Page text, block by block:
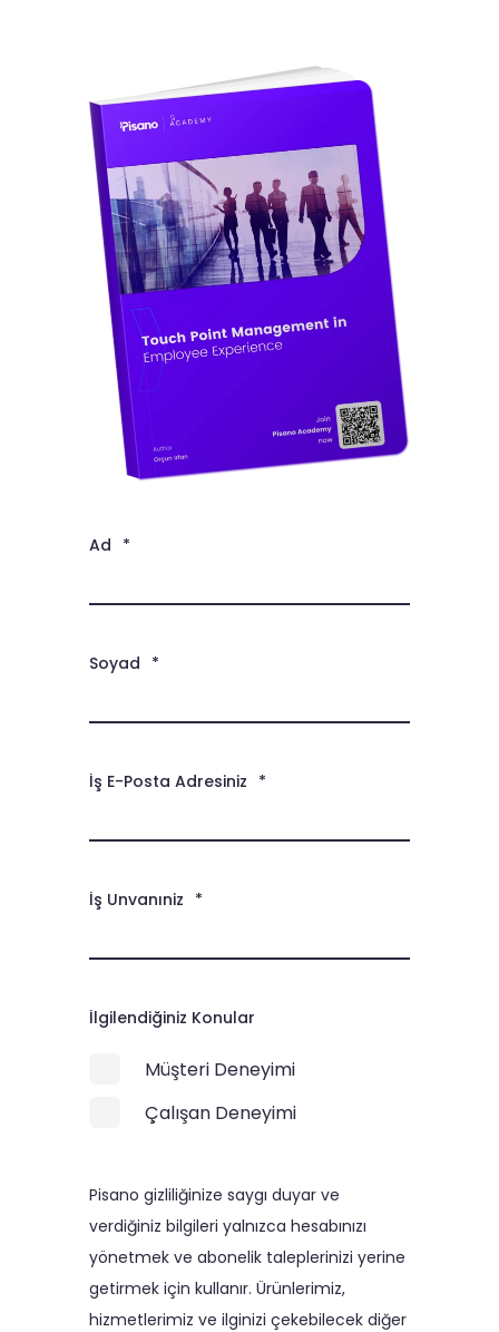
Ad *
Soyad *
İş E-Posta Adresiniz *
İş Unvanıniz *
İlgilendiğiniz Konular
Müşteri Deneyimi
Çalışan Deneyimi
Pisano gizliliğinize saygı duyar ve
verdiğiniz bilgileri yalnızca hesabınızı
yönetmek ve abonelik taleplerinizi yerine
getirmek için kullanır. Ürünlerimiz,
hizmetlerimiz ve ilginizi çekebilecek diğer